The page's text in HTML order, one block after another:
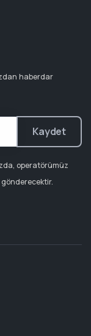
haberdar
Kaydet
operatörümüz
gönderecektir.